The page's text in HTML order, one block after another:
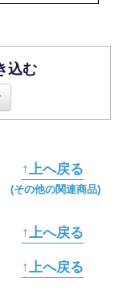
込む
↑上へ戻る
(その他の関連商品)
↑上へ戻る
↑上へ戻る